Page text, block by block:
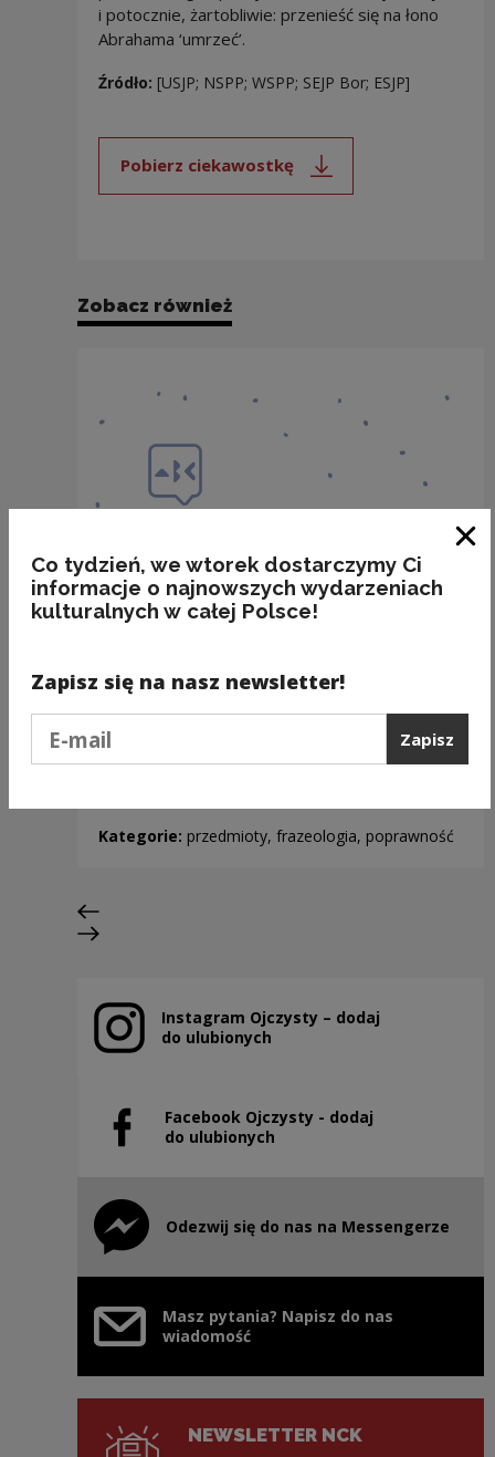
i potocznie, żartobliwie: przenieść się na łono
Abrahama ‘umrzeć’.
Źródło: [USJP; NSPP; WSPP; SEJP Bor; ESJP]
Pobierz ciekawostkę
Uwaga, link zostanie otwarty
Zobacz również
Kategorie: przedmioty, frazeologia, poprawność
Poprzedni slajd
Następny slajd
Instagram Ojczysty – dodaj
do ulubionych
Uwaga, link zostanie otwarty w nowym oknie
Facebook Ojczysty - dodaj
do ulubionych
Uwaga, link zostanie otwarty w nowym oknie
Odezwij się do nas na Messengerze
Uwaga, link zostanie otwarty w nowym oknie
Masz pytania? Napisz do nas
wiadomość
NEWSLETTER NCK
Co tydzień, we wtorek dostarczymy Ci
informacje o najnowszych wydarzeniach
kulturalnych w całej Polsce!
Zapisz się na nasz newsletter!
Zapisz